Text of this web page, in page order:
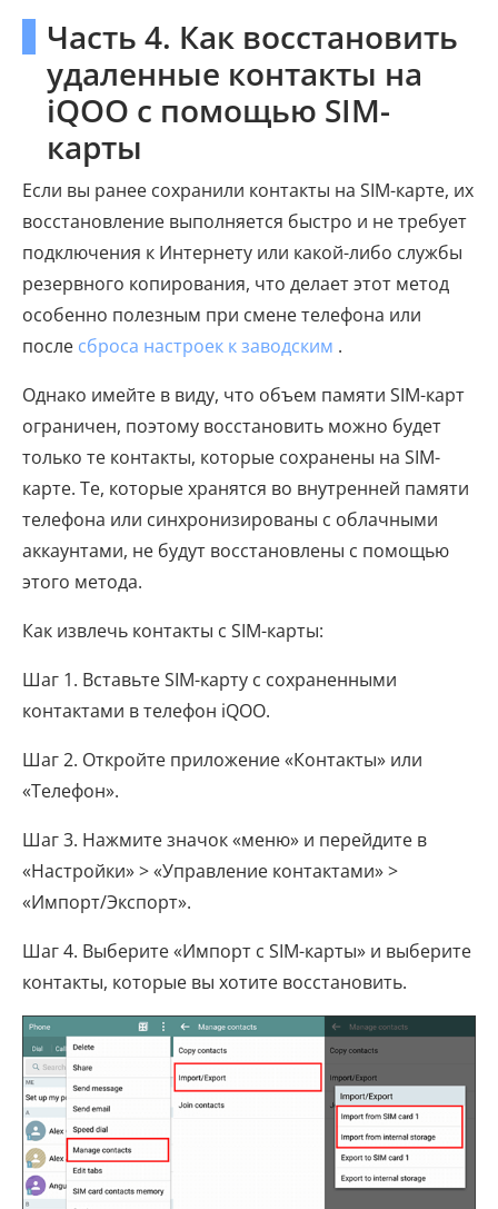
Часть 4. Как восстановить
удаленные контакты на
iQOO с помощью SIM-
карты
Если вы ранее сохранили контакты на SIM-карте, их
восстановление выполняется быстро и не требует
подключения к Интернету или какой-либо службы
резервного копирования, что делает этот метод
особенно полезным при смене телефона или
после сброса настроек к заводским .
Однако имейте в виду, что объем памяти SIM-карт
ограничен, поэтому восстановить можно будет
только те контакты, которые сохранены на SIM-
карте. Те, которые хранятся во внутренней памяти
телефона или синхронизированы с облачными
аккаунтами, не будут восстановлены с помощью
этого метода.
Как извлечь контакты с SIM-карты:
Шаг 1. Вставьте SIM-карту с сохраненными
контактами в телефон iQOO.
Шаг 2. Откройте приложение «Контакты» или
«Телефон».
Шаг 3. Нажмите значок «меню» и перейдите в
«Настройки» > «Управление контактами» >
«Импорт/Экспорт».
Шаг 4. Выберите «Импорт с SIM-карты» и выберите
контакты, которые вы хотите восстановить.